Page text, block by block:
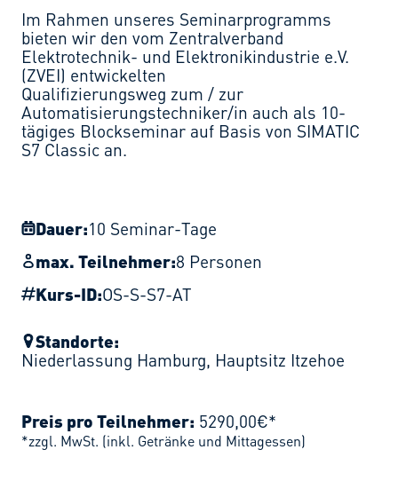
Im Rahmen unseres Seminarprogramms
bieten wir den vom Zentralverband
Elektrotechnik- und Elektronikindustrie e.V.
(ZVEI) entwickelten
Qualifizierungsweg zum / zur
Automatisierungstechniker/in auch als 10-
tägiges Blockseminar auf Basis von SIMATIC
S7 Classic an.
Dauer:10 Seminar-Tage
max. Teilnehmer:8 Personen
Kurs-ID:OS-S-S7-AT
Standorte:
Niederlassung Hamburg, Hauptsitz Itzehoe
Preis pro Teilnehmer: 5290,00€*
*zzgl. MwSt. (inkl. Getränke und Mittagessen)